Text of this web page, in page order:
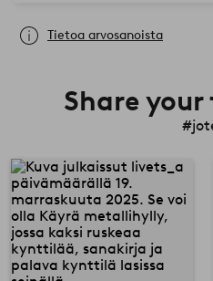
Tietoa arvosanoista
Share